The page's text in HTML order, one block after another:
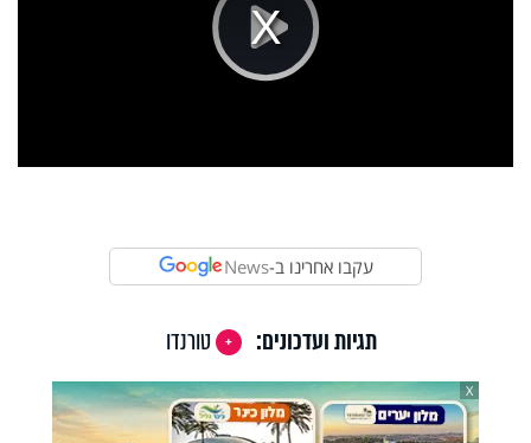
Play
עקבו אחרינו ב-News
תגיות ועדכונים: טורנדו
X